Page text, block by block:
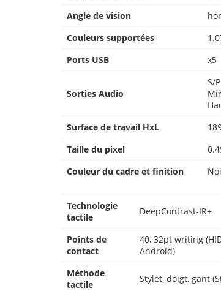
Angle de vision
Couleurs supportées
Ports USB
x5
Sorties Audio
S/
Surface de travail HxL
Taille du pixel
Couleur du cadre et finition
Technologie
tactile
DeepContrast-IR+
Points de
contact
40, 32pt writing
Android)
Méthode
tactile
Stylet, doigt, gant